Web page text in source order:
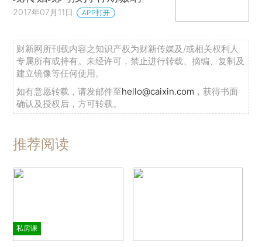
2017年07月11日 APP打开
财新网所刊载内容之知识产权为财新传媒及/或相关权利人
专属所有或持有。未经许可，禁止进行转载、摘编、复制及
建立镜像等任何使用。
如有意愿转载，请发邮件至hello@caixin.com ，获得书面
确认及授权后，方可转载。
推荐阅读
私房课